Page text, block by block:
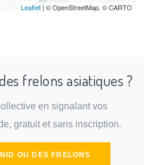
Leaflet | © OpenStreetMap, © CARTO
frelons asiatiques ?
en signalant vos
gratuit et sans inscription.
OU DES FRELONS